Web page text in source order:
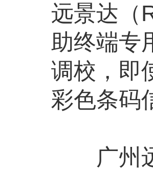
远景达（
助终端专
调校，即
彩色条码
广州远